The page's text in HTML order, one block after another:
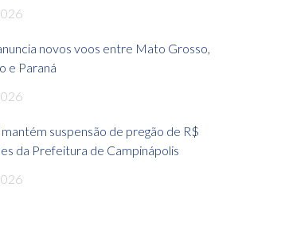
novos voos entre Mato Grosso,
e Paraná
suspensão de pregão de R$
da Prefeitura de Campinápolis